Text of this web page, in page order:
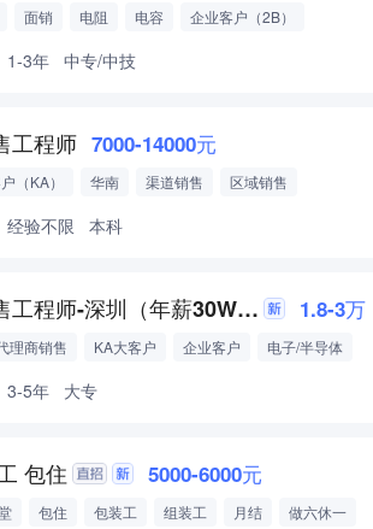
面销 电阻 电容
企业客户（2B）
1-3年 中专/中技
工程师 7000-14000元
（KA） 华南 渠道销售
区域销售
经验不限 本科
电子元器件销售工程师-深圳（年薪30W+双休） 1.8-3万
理商销售 KA大客户 企业客户
电子/半导体
3-5年 大专
包住 5000-6000元
包住 包装工 组装工 月结
做六休一